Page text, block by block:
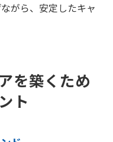
がら、安定したキャ
を築くため
ト